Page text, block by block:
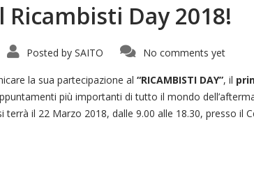
Day 2018!
Posted by SAITO No comments yet
la sua partecipazione al “RICAMBISTI DAY”, il
più importanti di tutto il mondo
terrà il 22 Marzo 2018, dalle 9.00 alle 18.30, presso il